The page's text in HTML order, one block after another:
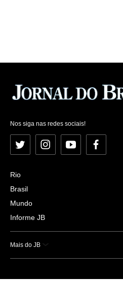
Nos siga nas redes sociais!
Twitter InstagramYouTubeFacebook
Rio
Brasil
Mundo
Informe JB
Mais do JB
Esportes